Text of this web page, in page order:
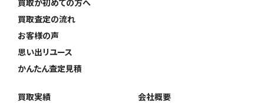
買取査定の流れ
お客様の声
思い出リユース
かんたん査定見積
買取実績
会社概要